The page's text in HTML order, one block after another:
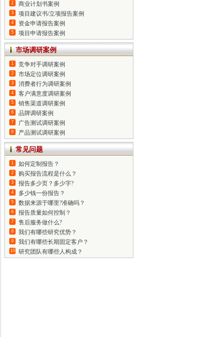
2 商业计划书案例
3 项目建议书/立项报告案例
4 资金申请报告案例
5 项目申请报告案例
市场调研案例
1 竞争对手调研案例
2 市场定位调研案例
3 消费者行为调研案例
4 客户满意度调研案例
5 销售渠道调研案例
6 品牌调研案例
7 广告测试调研案例
8 产品测试调研案例
常见问题
1 如何定制报告？
2 购买报告流程是什么？
3 报告多少页？多少字?
4 多少钱一份报告？
5 数据来源于哪里?准确吗？
6 报告质量如何控制？
7 售后服务做什么?
8 我们有哪些研究优势？
9 我们有哪些长期固定客户？
10 研究团队有哪些人构成？